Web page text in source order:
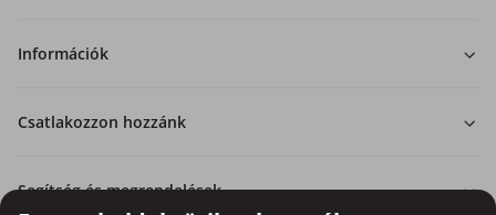
Információk
Csatlakozzon hozzánk
Segítség és megrendelések